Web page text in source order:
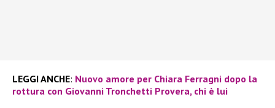
LEGGI ANCHE: Nuovo amore per Chiara Ferragni dopo la
rottura con Giovanni Tronchetti Provera, chi è lui